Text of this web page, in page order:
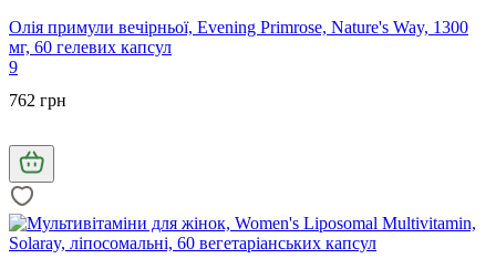
Олія примули вечірньої, Evening Primrose, Nature's Way, 1300
мг, 60 гелевих капсул
9
762 грн